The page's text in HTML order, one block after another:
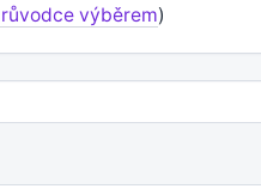
výběrem)